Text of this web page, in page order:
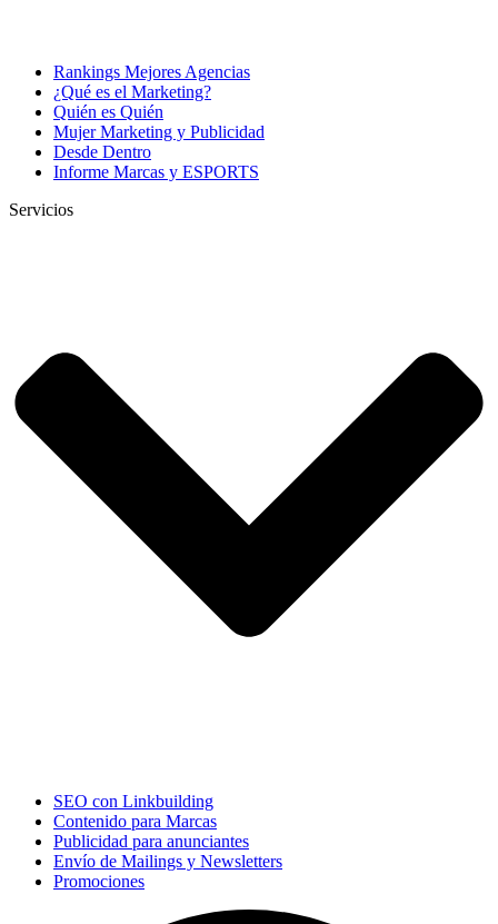
Rankings Mejores Agencias
¿Qué es el Marketing?
Quién es Quién
Mujer Marketing y Publicidad
Desde Dentro
Informe Marcas y ESPORTS
Servicios
SEO con Linkbuilding
Contenido para Marcas
Publicidad para anunciantes
Envío de Mailings y Newsletters
Promociones